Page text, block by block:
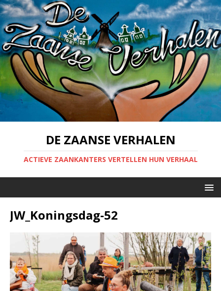
DE ZAANSE VERHALEN
ACTIEVE ZAANKANTERS VERTELLEN HUN VERHAAL
JW_Koningsdag-52